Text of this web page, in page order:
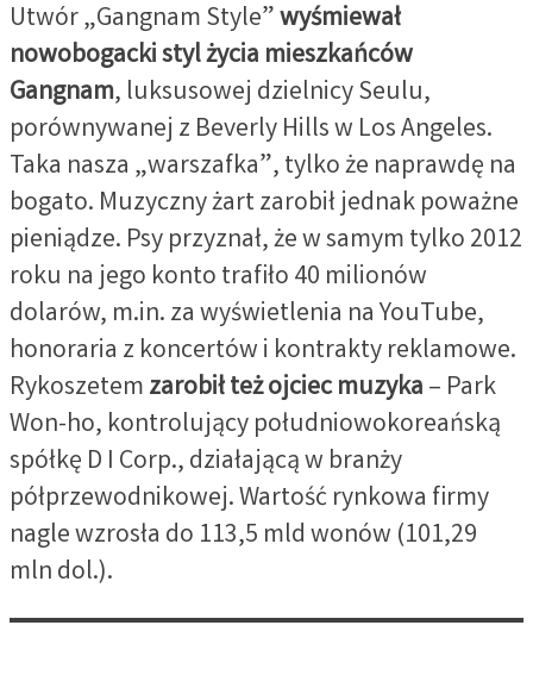
Utwór „Gangnam Style”wyśmiewał
nowobogacki styl życia mieszkańców
Gangnam, luksusowej dzielnicy Seulu,
porównywanej z Beverly Hills w Los Angeles.
Taka nasza „warszafka”, tylko że naprawdę na
bogato. Muzyczny żart zarobił jednak poważne
pieniądze. Psy przyznał, że w samym tylko 2012
roku na jego konto trafiło 40 milionów
dolarów, m.in. za wyświetlenia na YouTube,
honoraria z koncertów i kontrakty reklamowe.
Rykoszetemzarobił też ojciec muzyka– Park
Won-ho, kontrolujący południowokoreańską
spółkę D I Corp., działającą w branży
półprzewodnikowej. Wartość rynkowa firmy
nagle wzrosła do 113,5 mld wonów (101,29
mln dol.).